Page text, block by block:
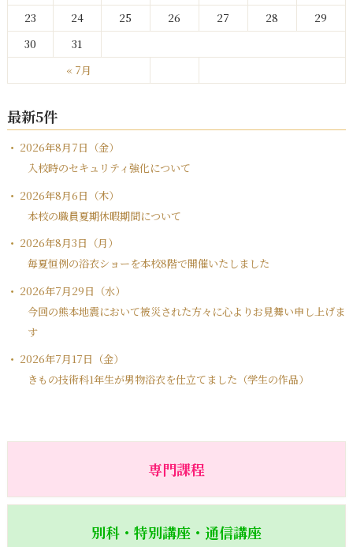
« 7月
23
24 25 26 27 28
29
30
31
最新5件
2026年8月7日（金）
入校時のセキュリティ強化について
2026年8月6日（木）
本校の職員夏期休暇期間について
2026年8月3日（月）
毎夏恒例の浴衣ショーを本校8階で開催いたしました
2026年7月29日（水）
今回の熊本地震において被災された方々に心よりお見舞い申し上げま
す
2026年7月17日（金）
きもの技術科1年生が男物浴衣を仕立てました（学生の作品）
専門課程
別科・特別講座・通信講座